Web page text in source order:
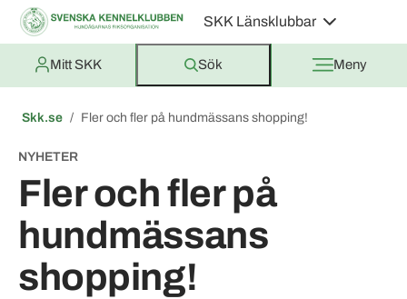
SKK Länsklubbar
Mitt SKK Sök Meny
Skk.se Fler och fler på hundmässans shopping!
Fler och fler på
hundmässans
shopping!
NYHETER